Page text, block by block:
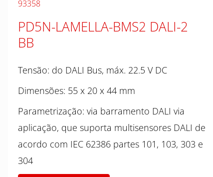
93358
PD5N-LAMELLA-BMS2 DALI-2
BB
Tensão: do DALI Bus, máx. 22.5 V DC
Dimensões: 55 x 20 x 44 mm
Parametrização: via barramento DALI via
aplicação, que suporta multisensores DALI de
acordo com IEC 62386 partes 101, 103, 303 e
304